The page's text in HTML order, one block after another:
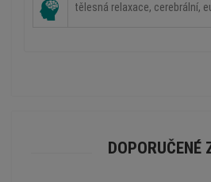
tělesná relaxace, cerebrální,
DOPORUČENÉ